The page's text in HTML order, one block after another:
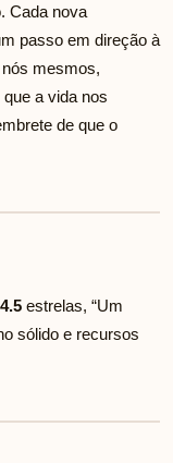
Cada nova
passo em direção à
mesmos,
a vida nos
de que o
4.5 estrelas, “Um
sólido e recursos